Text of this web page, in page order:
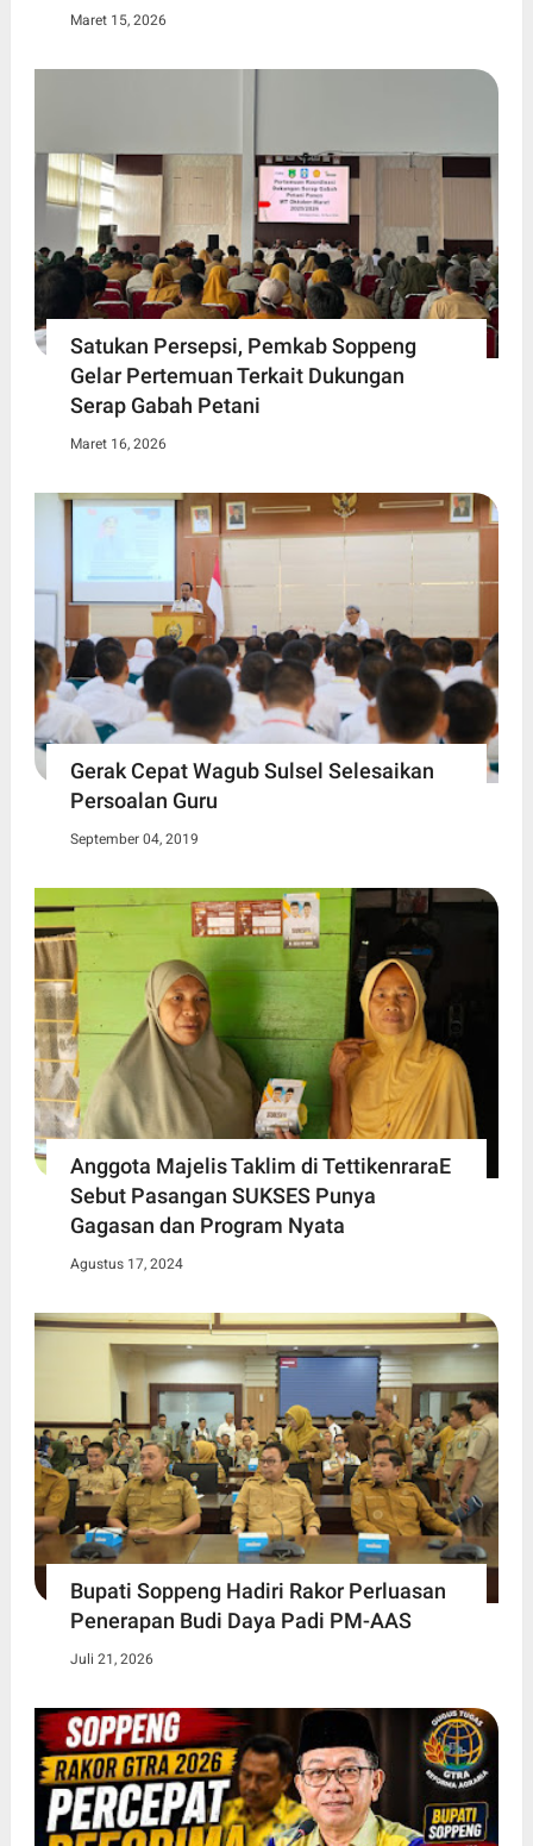
Maret 15, 2026
Satukan Persepsi, Pemkab Soppeng
Gelar Pertemuan Terkait Dukungan
Serap Gabah Petani
Maret 16, 2026
Gerak Cepat Wagub Sulsel Selesaikan
Persoalan Guru
September 04, 2019
Anggota Majelis Taklim di TettikenraraE
Sebut Pasangan SUKSES Punya
Gagasan dan Program Nyata
Agustus 17, 2024
Bupati Soppeng Hadiri Rakor Perluasan
Penerapan Budi Daya Padi PM-AAS
Juli 21, 2026